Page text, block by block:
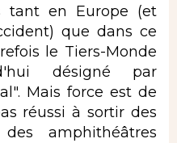
tant en Europe (et
que dans ce
le Tiers-Monde
désigné par
Mais force est de
réussi à sortir des
amphithéâtres